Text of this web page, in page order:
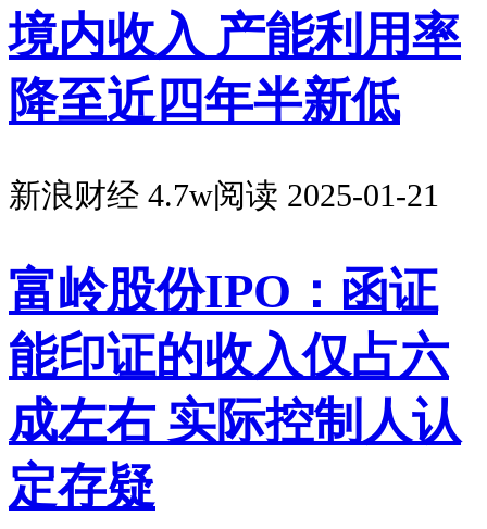
境内收入 产能利用率
降至近四年半新低
新浪财经 4.7w阅读 2025-01-21
富岭股份IPO：函证
能印证的收入仅占六
成左右 实际控制人认
定存疑